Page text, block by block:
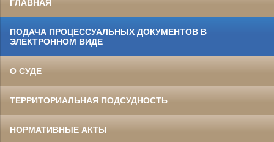
ГЛАВНАЯ
ПОДАЧА ПРОЦЕССУАЛЬНЫХ ДОКУМЕНТОВ В
ЭЛЕКТРОННОМ ВИДЕ
О СУДЕ
ТЕРРИТОРИАЛЬНАЯ ПОДСУДНОСТЬ
НОРМАТИВНЫЕ АКТЫ